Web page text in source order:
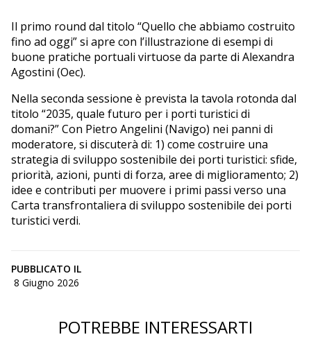
Il primo round dal titolo “Quello che abbiamo costruito
fino ad oggi” si apre con l’illustrazione di esempi di
buone pratiche portuali virtuose da parte di Alexandra
Agostini (Oec).
Nella seconda sessione è prevista la tavola rotonda dal
titolo “2035, quale futuro per i porti turistici di
domani?” Con Pietro Angelini (Navigo) nei panni di
moderatore, si discuterà di: 1) come costruire una
strategia di sviluppo sostenibile dei porti turistici: sfide,
priorità, azioni, punti di forza, aree di miglioramento; 2)
idee e contributi per muovere i primi passi verso una
Carta transfrontaliera di sviluppo sostenibile dei porti
turistici verdi.
PUBBLICATO IL
8 Giugno 2026
POTREBBE INTERESSARTI